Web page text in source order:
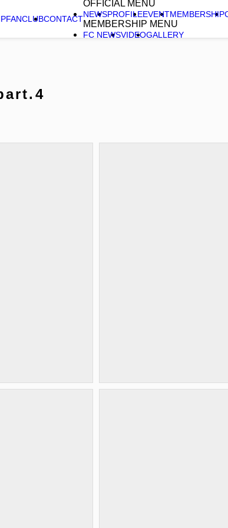
FANCLUBCONTACT
OFFICIAL MENU
NEWSPROFILEEVENTMEMBERSHIP
MEMBERSHIP MENU
FC NEWSVIDEOGALLERY